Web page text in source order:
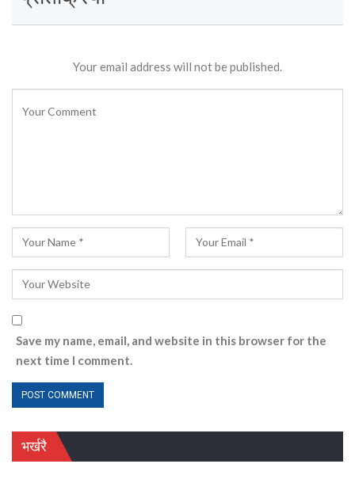
Your email address will not be published.
Save my name, email, and website in this browser for the
next time I comment.
भर्खरै